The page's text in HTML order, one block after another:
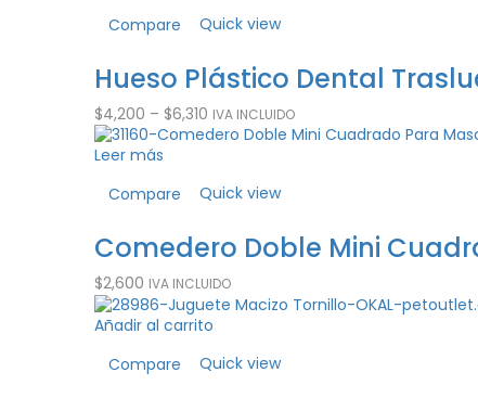
Compare
Quick view
Hueso Plástico Dental
$4,200 – $6,310 IVA INCLUIDO
Leer más
Compare
Quick view
Comedero Doble Mini
$2,600 IVA INCLUIDO
Añadir al carrito
Compare
Quick view